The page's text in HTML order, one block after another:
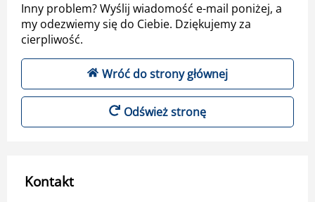
Inny problem? Wyślij wiadomość e-mail poniżej, a
my odezwiemy się do Ciebie. Dziękujemy za
cierpliwość.
Wróć do strony głównej
Odśwież stronę
Kontakt